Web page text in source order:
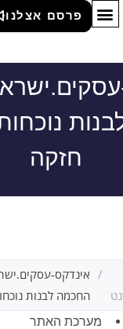
פרסם אצלנו
חזקה
/ אינדקס-
החכמה לבנות
מערכת האתר